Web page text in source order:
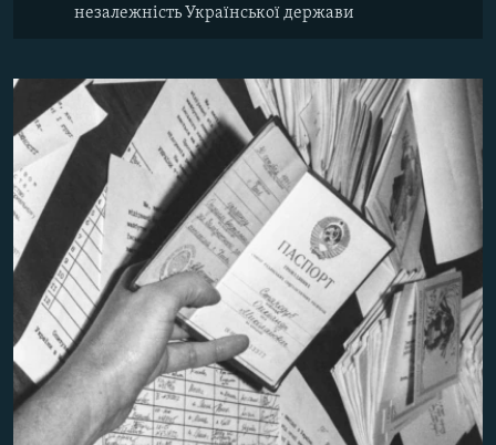
незалежність Української держави